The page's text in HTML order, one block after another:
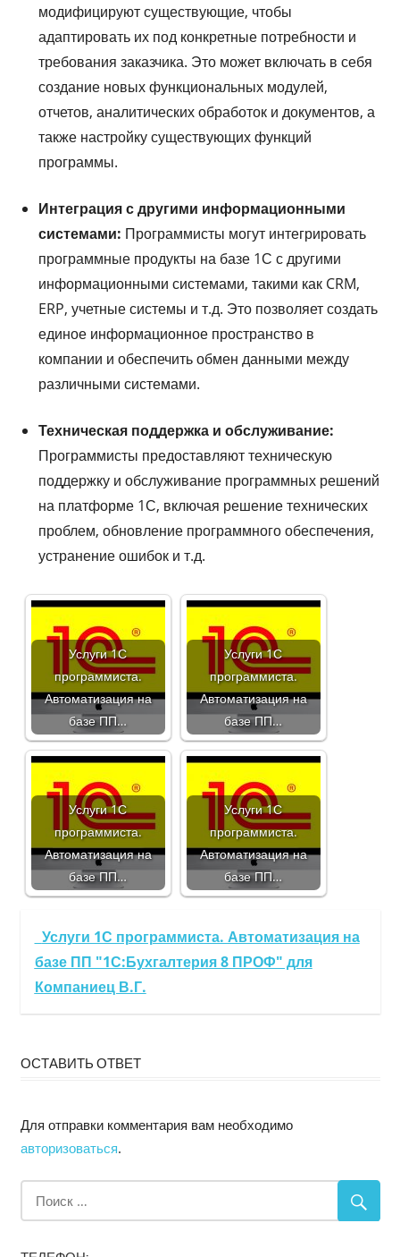
модифицируют существующие, чтобы
адаптировать их под конкретные потребности и
требования заказчика. Это может включать в себя
создание новых функциональных модулей,
отчетов, аналитических обработок и документов, а
также настройку существующих функций
программы.
Интеграция с другими информационными
системами: Программисты могут интегрировать
программные продукты на базе 1С с другими
информационными системами, такими как CRM,
ERP, учетные системы и т.д. Это позволяет создать
единое информационное пространство в
компании и обеспечить обмен данными между
различными системами.
Техническая поддержка и обслуживание:
Программисты предоставляют техническую
поддержку и обслуживание программных решений
на платформе 1С, включая решение технических
проблем, обновление программного обеспечения,
устранение ошибок и т.д.
Услуги 1С
программиста.
Автоматизация на
базе ПП…
Услуги 1С
программиста.
Автоматизация на
базе ПП…
Услуги 1С
программиста.
Автоматизация на
базе ПП…
Услуги 1С
программиста.
Автоматизация на
базе ПП…
Услуги 1С программиста. Автоматизация на
базе ПП "1С:Бухгалтерия 8 ПРОФ" для
Компаниец В.Г.
ОСТАВИТЬ ОТВЕТ
Для отправки комментария вам необходимо
авторизоваться.